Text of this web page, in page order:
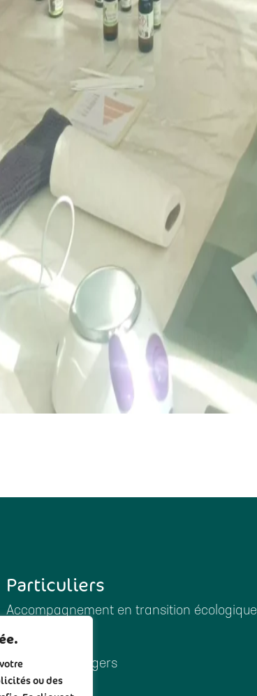
ou des
Particuliers
Accompagnement en transition écologique
Enfants
Produits ménagers
Cosmétiques